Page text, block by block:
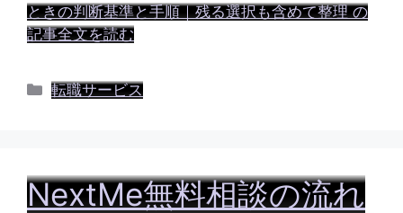
ときの判断基準と手順｜残る選択も含めて整理 の
記事全文を読む
カ
ー
転職サービス
NextMe無料相談の流れ